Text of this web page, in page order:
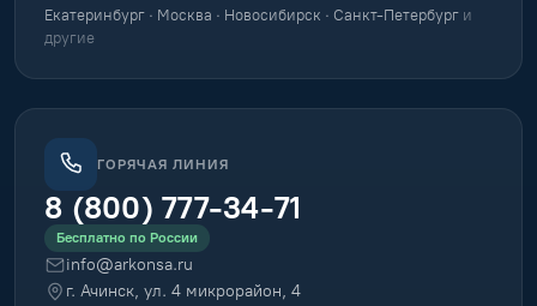
Екатеринбург · Москва · Новосибирск · Санкт-Петербург и
другие
ГОРЯЧАЯ ЛИНИЯ
8 (800) 777-34-71
Бесплатно по России
info@arkonsa.ru
г. Ачинск, ул. 4 микрорайон, 4